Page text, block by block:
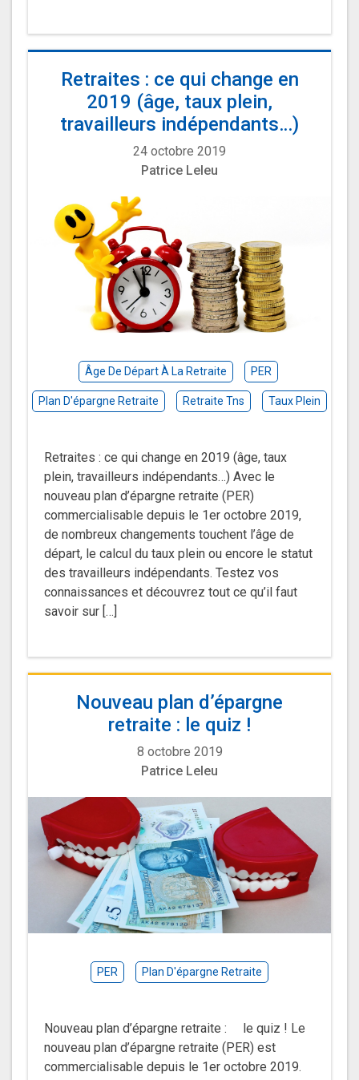
Retraites : ce qui change en
2019 (âge, taux plein,
travailleurs indépendants…)
24 octobre 2019
Patrice Leleu
Âge De Départ À La Retraite PER
Plan D'épargne Retraite Retraite Tns Taux Plein
Retraites : ce qui change en 2019 (âge, taux
plein, travailleurs indépendants…) Avec le
nouveau plan d’épargne retraite (PER)
commercialisable depuis le 1er octobre 2019,
de nombreux changements touchent l’âge de
départ, le calcul du taux plein ou encore le statut
des travailleurs indépendants. Testez vos
connaissances et découvrez tout ce qu’il faut
savoir sur […]
Nouveau plan d’épargne
retraite : le quiz !
8 octobre 2019
Patrice Leleu
PER Plan D'épargne Retraite
Nouveau plan d’épargne retraite : le quiz ! Le
nouveau plan d’épargne retraite (PER) est
commercialisable depuis le 1er octobre 2019.